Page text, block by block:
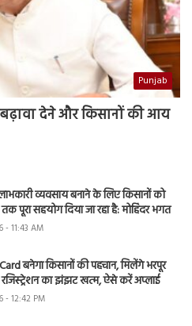
Punjab
देने और किसानों की आय
व्यवसाय बनाने के लिए किसानों को
पूरा सहयोग दिया जा रहा है: मोहिंदर भगत
- 11:43 AM
बनेगा किसानों की पहचान, मिलेंगे भरपूर
रजिस्ट्रेशन का झंझट खत्म, ऐसे करें अप्लाई
- 12:42 PM